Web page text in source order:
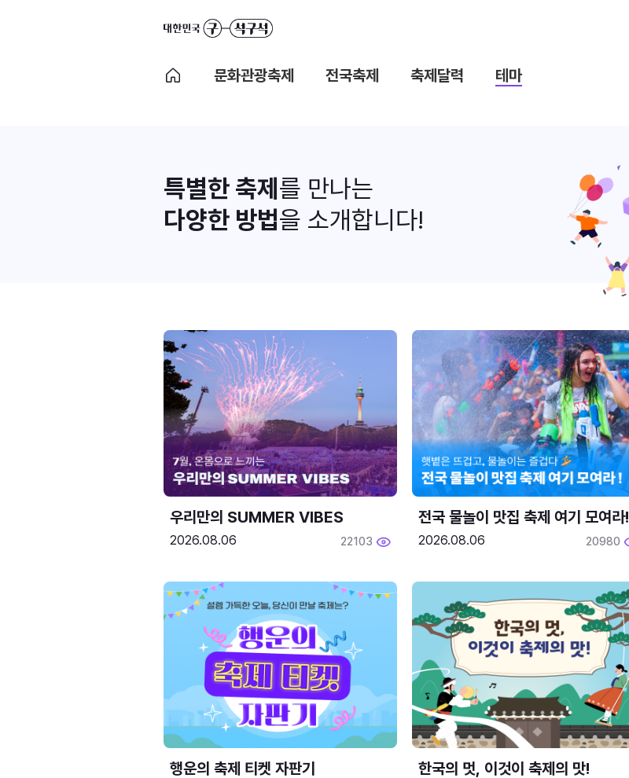
문화관광축제 전국축제 축제달력 테마
특별한 축제 를 만나는
다양한 방법을 소개합니다!
우리만의 SUMMER VIBES
2026.08.06 22103
전국 물놀이 맛집 축제 여기 모여라!
2026.08.06 20980
행운의 축제 티켓 자판기 한국의 멋, 이것이 축제의 맛!